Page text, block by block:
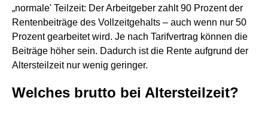
„normale' Teilzeit: Der Arbeitgeber zahlt 90 Prozent der
Rentenbeiträge des Vollzeitgehalts – auch wenn nur 50
Prozent gearbeitet wird. Je nach Tarifvertrag können die
Beiträge höher sein. Dadurch ist die Rente aufgrund der
Altersteilzeit nur wenig geringer.
Welches brutto bei Altersteilzeit?